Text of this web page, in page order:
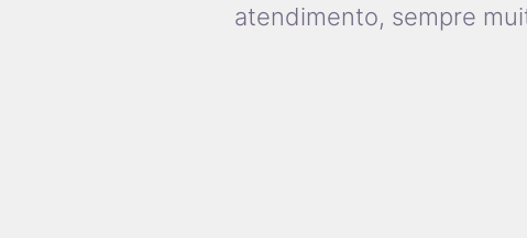
atendimento, sempre